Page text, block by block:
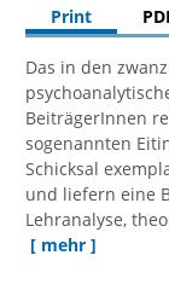
Print
Das in den
BeiträgerInnen
sogenannten
Schicksal
und liefern eine
Lehranalyse,
[ mehr ]